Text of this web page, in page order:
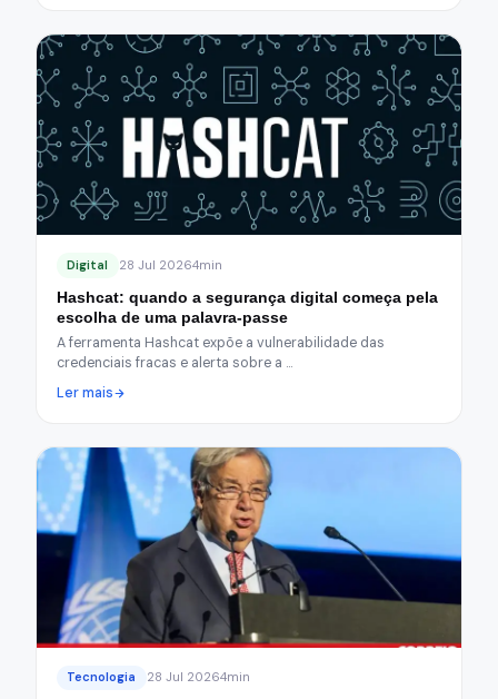
Digital 28 Jul 20264min
Hashcat: quando a segurança digital começa pela
escolha de uma palavra-passe
A ferramenta Hashcat expõe a vulnerabilidade das
credenciais fracas e alerta sobre a …
Ler mais
Tecnologia 28 Jul 20264min